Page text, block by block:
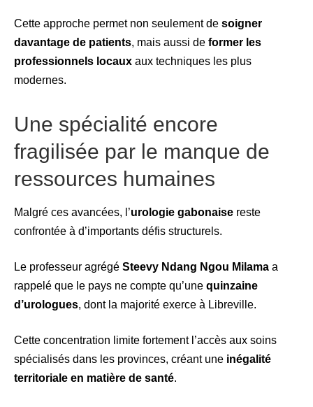
Cette approche permet non seulement de soigner
davantage de patients, mais aussi de former les
professionnels locaux aux techniques les plus
modernes.
Une spécialité encore
fragilisée par le manque de
ressources humaines
Malgré ces avancées, l’urologie gabonaise reste
confrontée à d’importants défis structurels.
Le professeur agrégé Steevy Ndang Ngou Milama a
rappelé que le pays ne compte qu’une quinzaine
d’urologues, dont la majorité exerce à Libreville.
Cette concentration limite fortement l’accès aux soins
spécialisés dans les provinces, créant une inégalité
territoriale en matière de santé.